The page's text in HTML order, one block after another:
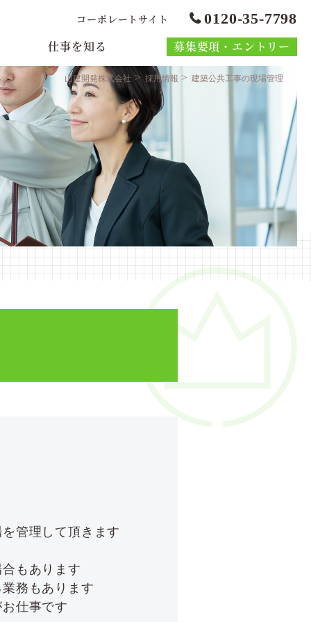
仕事を知る 募集要項・エントリー
コーポレートサイト 0120-35-7798
山建開発株式会社 >採用情報 > 建築公共工事の現場管理
管理して頂きます
もあります
務もあります
仕事です